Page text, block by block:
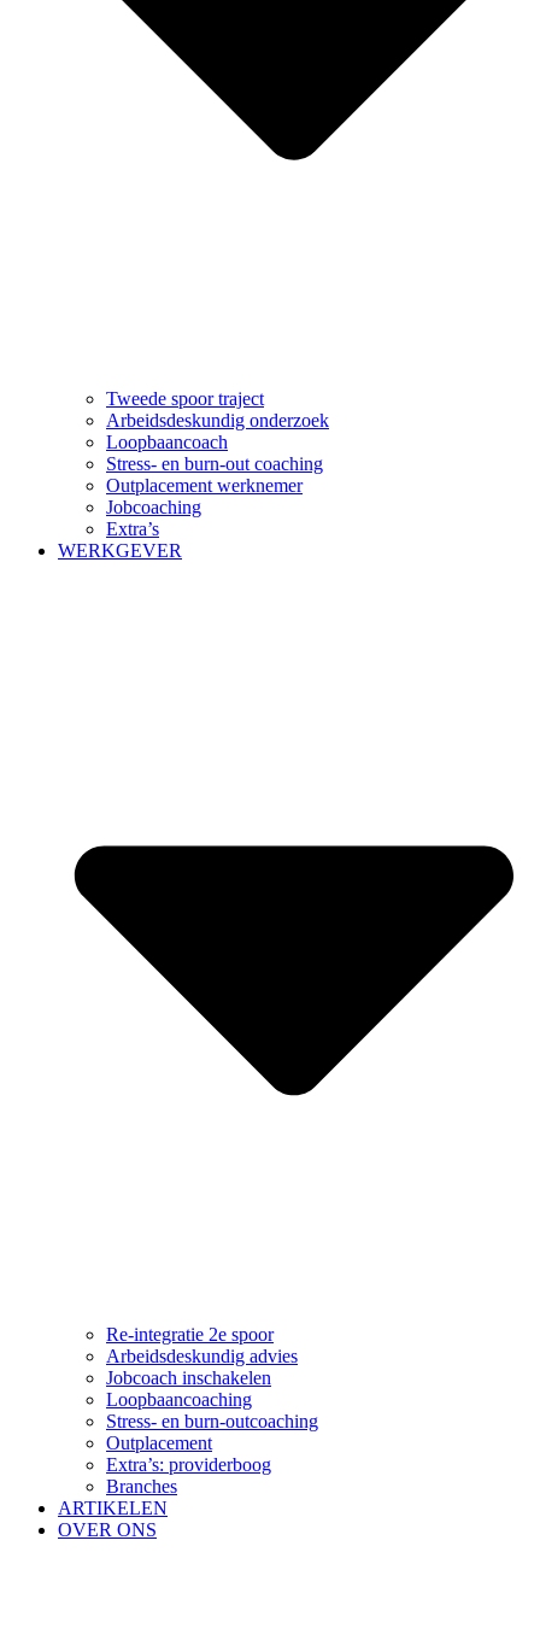
Tweede spoor traject
Arbeidsdeskundig onderzoek
Loopbaancoach
Stress- en burn-out coaching
Outplacement werknemer
Jobcoaching
Extra’s
WERKGEVER
Re-integratie 2e spoor
Arbeidsdeskundig advies
Jobcoach inschakelen
Loopbaancoaching
Stress- en burn-outcoaching
Outplacement
Extra’s: providerboog
Branches
ARTIKELEN
OVER ONS